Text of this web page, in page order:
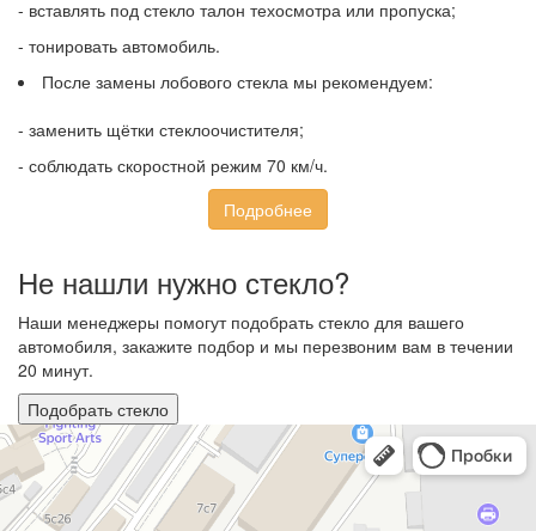
- вставлять под стекло талон техосмотра или пропуска;
- тонировать автомобиль.
После замены лобового стекла мы рекомендуем:
- заменить щётки стеклоочистителя;
- соблюдать скоростной режим 70 км/ч.
Подробнее
Не нашли нужно стекло?
Наши менеджеры помогут подобрать стекло для вашего
автомобиля, закажите подбор и мы перезвоним вам в течении
20 минут.
Подобрать стекло